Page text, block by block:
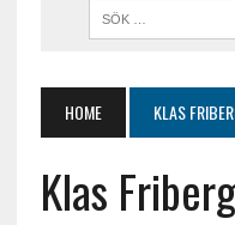
HOME KLAS
Klas Friberg